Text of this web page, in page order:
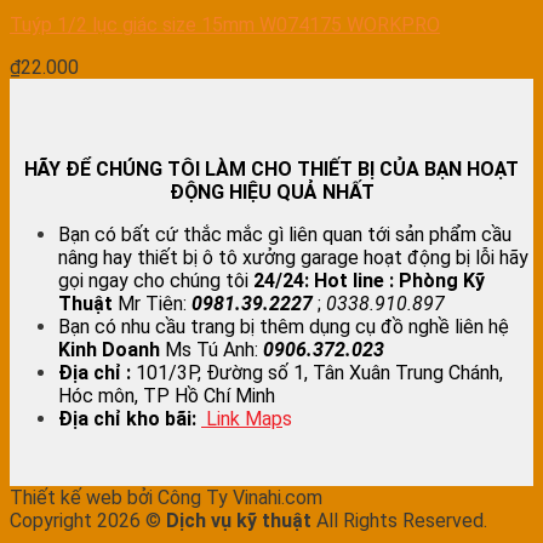
Tuýp 1/2 lục giác size 15mm W074175 WORKPRO
₫22.000
HÃY ĐỂ CHÚNG TÔI LÀM CHO THIẾT BỊ CỦA BẠN HOẠT
ĐỘNG HIỆU QUẢ NHẤT
Bạn có bất cứ thắc mắc gì liên quan tới sản phẩm cầu
nâng hay thiết bị ô tô xưởng garage hoạt động bị lỗi hãy
gọi ngay cho chúng tôi 24/24: Hot line : Phòng Kỹ
Thuật Mr Tiên: 0981.39.2227; 0338.910.897
Bạn có nhu cầu trang bị thêm dụng cụ đồ nghề liên hệ
Kinh Doanh Ms Tú Anh: 0906.372.023
Địa chỉ : 101/3P, Đường số 1, Tân Xuân Trung Chánh,
Hóc môn, TP Hồ Chí Minh
Địa chỉ kho bãi: Link Maps
Thiết kế web bởi Công Ty Vinahi.com
Copyright 2026 © Dịch vụ kỹ thuật All Rights Reserved.